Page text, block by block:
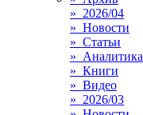
» 2026/04
» Новости
» Статьи
» Аналитика
» Книги
» Видео
» 2026/03